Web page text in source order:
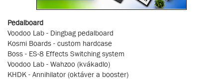
Pedalboard
Voodoo Lab - Dingbag pedalboard
Kosmi Boards - custom hardcase
Boss - ES-8 Effects Switching system
Voodoo Lab - Wahzoo (kvákadlo)
KHDK - Annihilator (oktáver a booster)